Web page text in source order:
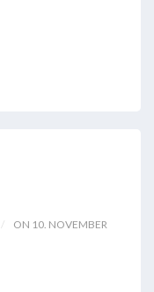
ON 10. NOVEMBER